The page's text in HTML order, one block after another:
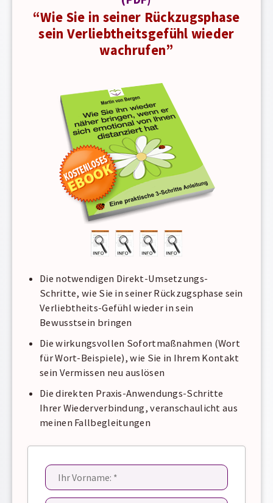
“Wie Sie in seiner Rückzugsphase
sein Verliebtheitsgefühl wieder
wachrufen”
Die notwendigen Direkt-Umsetzungs-
Schritte, wie Sie in seiner Rückzugsphase sein
Verliebtheits-Gefühl wieder in sein
Bewusstsein bringen
Die wirkungsvollen Sofortmaßnahmen (Wort
für Wort-Beispiele), wie Sie in Ihrem Kontakt
sein Vermissen neu auslösen
Die direkten Praxis-Anwendungs-Schritte
Ihrer Wiederverbindung, veranschaulicht aus
meinen Fallbegleitungen